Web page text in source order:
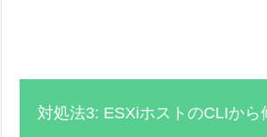
対処法3: ESXiホストのCLIから